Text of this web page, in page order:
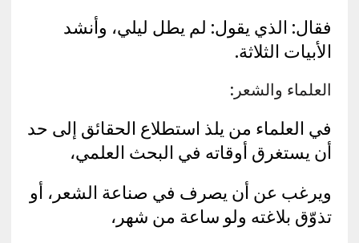
فقال: الذي يقول: لم يطل ليلي، وأنشد
الأبيات الثلاثة.
العلماء والشعر:
في العلماء من يلذ استطلاع الحقائق إلى حد
أن يستغرق أوقاته في البحث العلمي،
ويرغب عن أن يصرف في صناعة الشعر، أو
تذوّق بلاغته ولو ساعة من شهر،